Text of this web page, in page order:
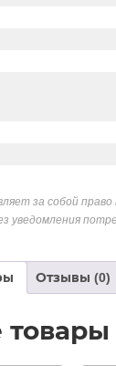
за собой
уведомления
Отзывы (0)